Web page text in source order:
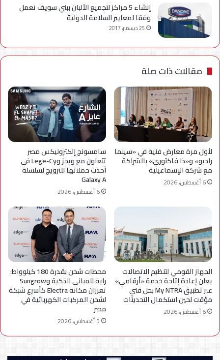
إنشاء 5 مراكز لتجميع الألبان ببني سويف تعمل
وفقا لمعايير السلامة الدولية
25 ديسمبر، 2017
مقالات ذات صلة
لأول مرة معارض فنية في «سينما
راديو» و«ذا فاكتوري» بالشراكة
مع شركة الإسماعيلية
6 أغسطس، 2026
سامسونج إلكترونيكس مصر
تتعاون مع ويجز وLege-Cy في
أحدث حملاتها للترويج لسلسلة
Galaxy A
6 أغسطس، 2026
الجهاز القومي لتنظيم الاتصالات
يعلن إعادة إتاحة خدمة «أرقامي»
عبر تطبيق My NTRA بحل فني
مؤقت لحين استكمال التحديثات
6 أغسطس، 2026
محطات شحن بقدرة 180 كيلوواط:
راية للمباني الذكية وSungrow
تعززان مكانة Electra كأسرع شبكة
لشحن المركبات الكهربائية في
مصر
5 أغسطس، 2026